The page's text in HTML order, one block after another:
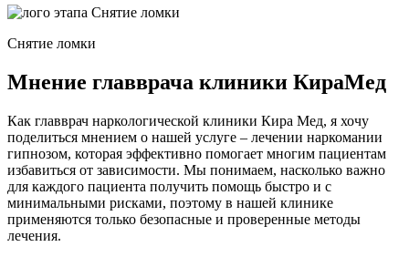
Снятие ломки
Мнение главврача клиники КираМед
Как главврач наркологической клиники Кира Мед, я хочу
поделиться мнением о нашей услуге – лечении наркомании
гипнозом, которая эффективно помогает многим пациентам
избавиться от зависимости. Мы понимаем, насколько важно
для каждого пациента получить помощь быстро и с
минимальными рисками, поэтому в нашей клинике
применяются только безопасные и проверенные методы
лечения.